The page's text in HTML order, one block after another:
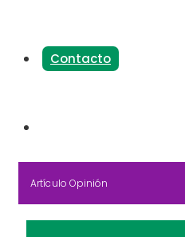
Contacto
Artículo Opinión